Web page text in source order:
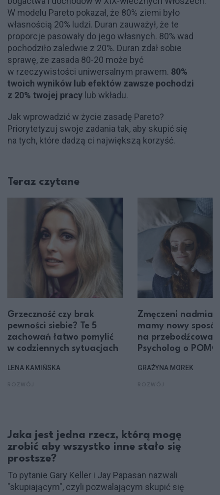
W modelu Pareto pokazał, że 80% ziemi było
własnością 20% ludzi. Duran zauważył, że te
proporcje pasowały do jego własnych. 80% wad
pochodziło zaledwie z 20%. Duran zdał sobie
sprawę, że zasada 80-20 może być
w rzeczywistości uniwersalnym prawem. 80%
twoich wyników lub efektów zawsze pochodzi
z 20% twojej pracy lub wkładu.
Jak wprowadzić w życie zasadę Pareto?
Priorytetyzuj swoje zadania tak, aby skupić się
na tych, które dadzą ci największą korzyść.
Teraz czytane
Grzeczność czy brak
pewności siebie? Te 5
zachowań łatwo pomylić
w codziennych sytuacjach
LENA KAMIŃSKA
Zmęczeni
mamy nowy
na
Psycholog o POMO
GRAŻYNA MOREK
Jaka jest jedna rzecz, którą mogę
zrobić aby wszystko inne stało się
prostsze?
To pytanie Gary Keller i Jay Papasan nazwali
"skupiającym", czyli pozwalającym skupić się